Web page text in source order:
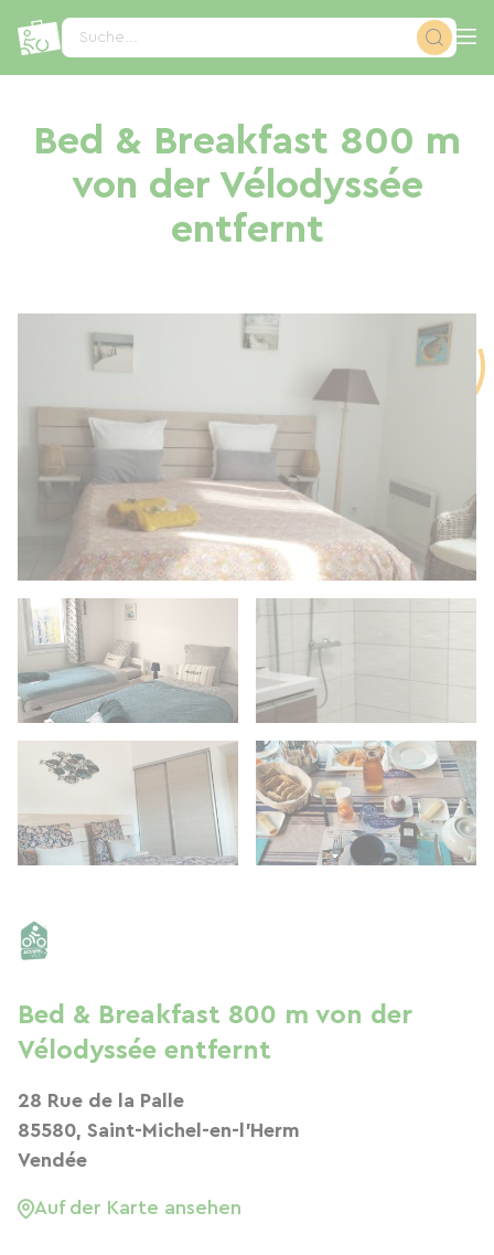
Suche...
Bed & Breakfast 800 m
von der Vélodyssée
entfernt
Bed & Breakfast 800 m von der
Vélodyssée entfernt
28 Rue de la Palle
85580, Saint-Michel-en-l'Herm
Vendée
Auf der Karte ansehen
Cookie-Einstellungen